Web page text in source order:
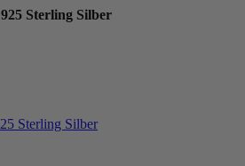
925 Sterling Silber